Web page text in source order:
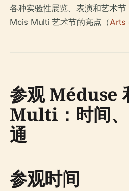
各种实验性展览、表演和艺术节
Mois Multi 艺术节的亮点（Arts
参观 Méduse
Multi：时间
通
参观时间